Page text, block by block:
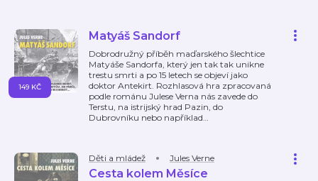
Matyáš Sandorf
Dobrodružný příběh maďarského šlechtice
Matyáše Sandorfa, který jen tak tak unikne
trestu smrti a po 15 letech se objeví jako
doktor Antekirt. Rozhlasová hra zpracovaná
podle románu Julese Verna nás zavede do
Terstu, na istrijský hrad Pazin, do
Dubrovníku nebo například…
149 KČ
Děti a mládež Jules Verne
Cesta kolem Měsíce